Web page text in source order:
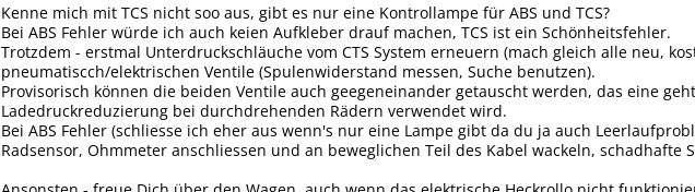
Kenne mich mit TCS nicht soo aus, gibt es nur eine Kontrollampe für ABS und TCS?
Bei ABS Fehler würde ich auch keien Aufkleber drauf machen, TCS ist ein Schönheitsfehler.
Trotzdem - erstmal Unterdruckschläuche vom CTS System erneuern (mach gleich alle neu,
pneumatiscch/elektrischen Ventile (Spulenwiderstand messen, Suche benutzen).
Provisorisch können die beiden Ventile auch geegeneinander getauscht werden, das eine
Ladedruckreduzierung bei durchdrehenden Rädern verwendet wird.
Bei ABS Fehler (schliesse ich eher aus wenn's nur eine Lampe gibt da du ja auch
Radsensor, Ohmmeter anschliessen und an beweglichen Teil des Kabel wackeln, schadhafte